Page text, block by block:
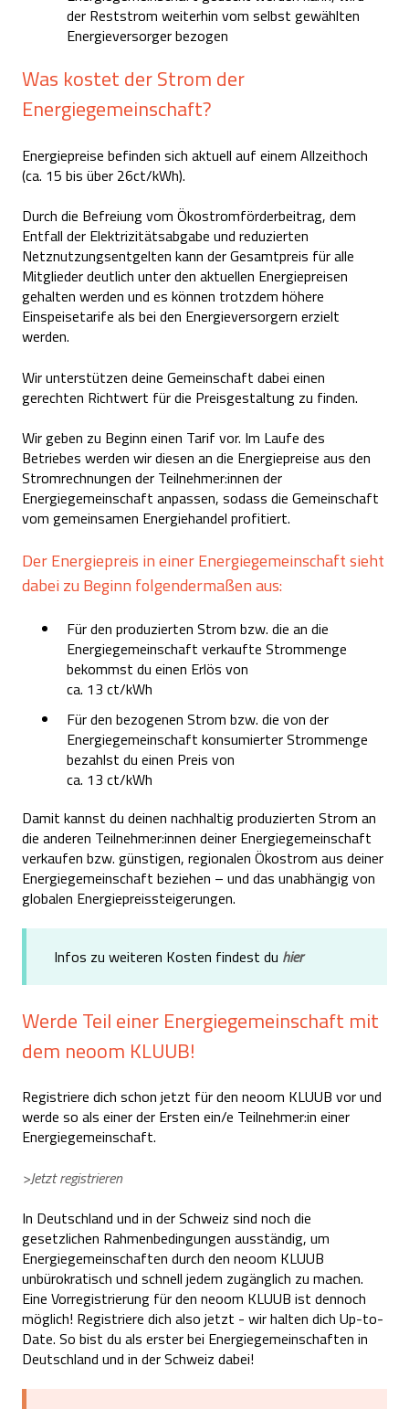
der Reststrom weiterhin vom selbst gewählten
Energieversorger bezogen
Was kostet der Strom der
Energiegemeinschaft?
Energiepreise befinden sich aktuell auf einem Allzeithoch
(ca. 15 bis über 26ct/kWh).
Durch die Befreiung vom Ökostromförderbeitrag, dem
Entfall der Elektrizitätsabgabe und reduzierten
Netznutzungsentgelten kann der Gesamtpreis für alle
Mitglieder deutlich unter den aktuellen Energiepreisen
gehalten werden und es können trotzdem höhere
Einspeisetarife als bei den Energieversorgern erzielt
werden.
Wir unterstützen deine Gemeinschaft dabei einen
gerechten Richtwert für die Preisgestaltung zu finden.
Wir geben zu Beginn einen Tarif vor. Im Laufe des
Betriebes werden wir diesen an die Energiepreise aus den
Stromrechnungen der Teilnehmer:innen der
Energiegemeinschaft anpassen, sodass die Gemeinschaft
vom gemeinsamen Energiehandel profitiert.
Der Energiepreis in einer Energiegemeinschaft sieht
dabei zu Beginn folgendermaßen aus:
Für den produzierten Strom bzw. die an die
Energiegemeinschaft verkaufte Strommenge
bekommst du einen Erlös von
ca. 13 ct/kWh
Für den bezogenen Strom bzw. die von der
Energiegemeinschaft konsumierter Strommenge
bezahlst du einen Preis von
ca. 13 ct/kWh
Damit kannst du deinen nachhaltig produzierten Strom an
die anderen Teilnehmer:innen deiner Energiegemeinschaft
verkaufen bzw. günstigen, regionalen Ökostrom aus deiner
Energiegemeinschaft beziehen – und das unabhängig von
globalen Energiepreissteigerungen.
Infos zu weiteren Kosten findest du hier
Werde Teil einer Energiegemeinschaft mit
dem neoom KLUUB!
Registriere dich schon jetzt für den neoom KLUUB vor und
werde so als einer der Ersten ein/e Teilnehmer:in einer
Energiegemeinschaft.
>Jetzt registrieren
In Deutschland und in der Schweiz sind noch die
gesetzlichen Rahmenbedingungen ausständig, um
Energiegemeinschaften durch den neoom KLUUB
unbürokratisch und schnell jedem zugänglich zu machen.
Eine Vorregistrierung für den neoom KLUUB ist dennoch
möglich! Registriere dich also jetzt - wir halten dich Up-to-
Date. So bist du als erster bei Energiegemeinschaften in
Deutschland und in der Schweiz dabei!